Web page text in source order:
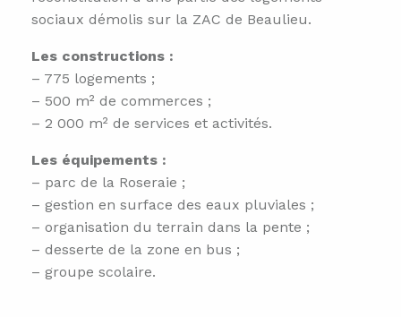
sociaux démolis sur la ZAC de Beaulieu.
Les constructions :
– 775 logements ;
– 500 m² de commerces ;
– 2 000 m² de services et activités.
Les équipements :
– parc de la Roseraie ;
– gestion en surface des eaux pluviales ;
– organisation du terrain dans la pente ;
– desserte de la zone en bus ;
– groupe scolaire.